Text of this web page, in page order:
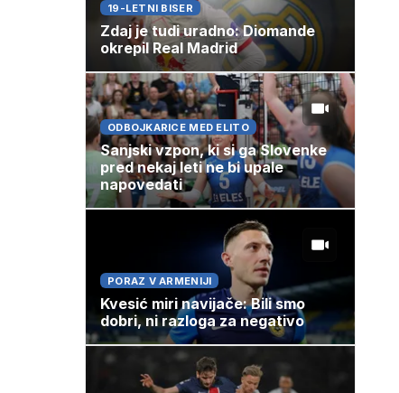
19-LETNI BISER
Zdaj je tudi uradno: Diomande
okrepil Real Madrid
ODBOJKARICE MED ELITO
Sanjski vzpon, ki si ga Slovenke
pred nekaj leti ne bi upale
napovedati
PORAZ V ARMENIJI
Kvesić miri navijače: Bili smo
dobri, ni razloga za negativo